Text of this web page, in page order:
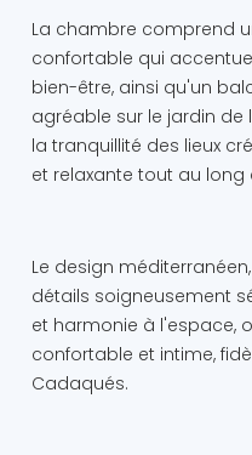
La chambre comprend
confortable qui
bien-être, ainsi qu'un
agréable sur le jardin de
la tranquillité des lieux
et relaxante tout au long
Le design
détails soigneusement
et harmonie à l'espace,
confortable et intime,
Cadaqués.